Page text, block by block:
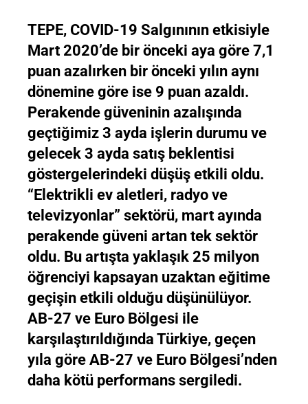
TEPE, COVID-19 Salgınının etkisiyle
Mart 2020’de bir önceki aya göre 7,1
puan azalırken bir önceki yılın aynı
dönemine göre ise 9 puan azaldı.
Perakende güveninin azalışında
geçtiğimiz 3 ayda işlerin durumu ve
gelecek 3 ayda satış beklentisi
göstergelerindeki düşüş etkili oldu.
“Elektrikli ev aletleri, radyo ve
televizyonlar” sektörü, mart ayında
perakende güveni artan tek sektör
oldu. Bu artışta yaklaşık 25 milyon
öğrenciyi kapsayan uzaktan eğitime
geçişin etkili olduğu düşünülüyor.
AB-27 ve Euro Bölgesi ile
karşılaştırıldığında Türkiye, geçen
yıla göre AB-27 ve Euro Bölgesi’nden
daha kötü performans sergiledi.